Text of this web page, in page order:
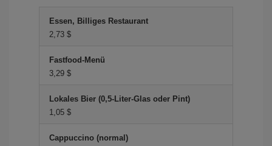
Essen, Billiges Restaurant
2,73 $
Fastfood-Menü
3,29 $
Lokales Bier (0,5-Liter-Glas oder Pint)
1,05 $
Cappuccino (normal)